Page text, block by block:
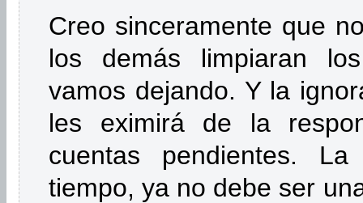
Creo sinceramente que
los demás limpiaran
vamos dejando. Y la
les eximirá de la
cuentas pendientes.
tiempo, ya no debe ser